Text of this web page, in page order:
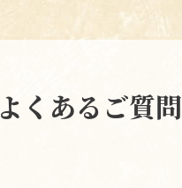
よくあるご質問